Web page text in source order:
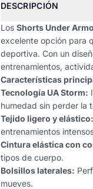
DESCRIPCIÓN
Los Shorts Under
excelente opción para
deportiva. Con un
entrenamientos,
Características
Tecnología UA Storm:
humedad sin perder la
Tejido ligero y elástico:
entrenamientos
Cintura elástica con
tipos de cuerpo.
Bolsillos laterales:
mueves.